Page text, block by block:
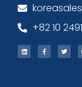
+82 10